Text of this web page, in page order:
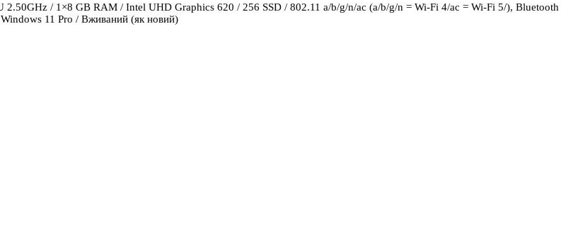
/ 1×8 GB RAM / Intel UHD Graphics 620 / 256 SSD / 802.11 a/b/g/n/ac (a/b/g/n = Wi-Fi 4/ac = Wi-Fi 5/), Bluetooth
11 Pro / Вживаний (як новий)